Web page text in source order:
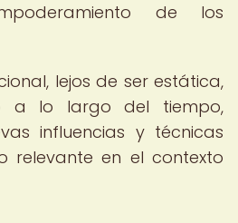
de los
lejos de ser estática,
a lo largo del tiempo,
influencias y técnicas
relevante en el contexto